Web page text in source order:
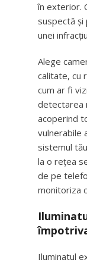
în exterior.
suspectă și
unei
Alege
calitate, cu
cum ar fi
detectarea
acoperind
vulnerabile
sistemul
la o rețea
de pe
monitoriza
Iluminatul